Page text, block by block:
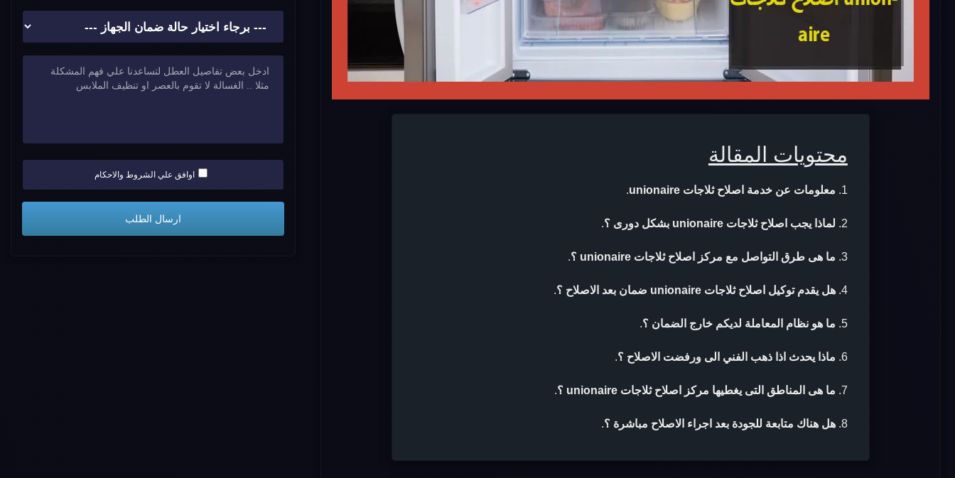
محتويات المقالة
معلومات عن خدمة اصلاح ثلاجات unionaire .
لماذا يجب اصلاح ثلاجات unionaire بشكل دورى ؟ .
ما هى طرق التواصل مع مركز اصلاح ثلاجات unionaire ؟ .
هل يقدم توكيل اصلاح ثلاجات unionaire ضمان بعد الاصلاح ؟ .
ما هو نظام المعاملة لديكم خارج الضمان ؟.
ماذا يحدث اذا ذهب الفني الى ورفضت الاصلاح ؟.
ما هى المناطق التى يغطيها مركز اصلاح ثلاجات unionaire ؟ .
هل هناك متابعة للجودة بعد اجراء الاصلاح مباشرة ؟.
اوافق علي الشروط والاحكام